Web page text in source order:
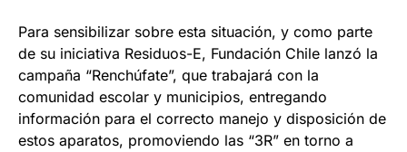
Para sensibilizar sobre esta situación, y como parte
de su iniciativa Residuos-E, Fundación Chile lanzó la
campaña “Renchúfate”, que trabajará con la
comunidad escolar y municipios, entregando
información para el correcto manejo y disposición de
estos aparatos, promoviendo las “3R” en torno a